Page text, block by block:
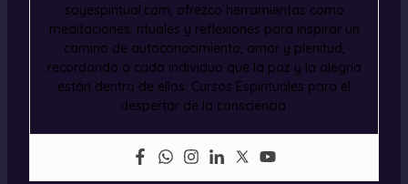
soyespiritual.com, ofrezco herramientas como
meditaciones, rituales y reflexiones para inspirar un
camino de autoconocimiento, amor y plenitud,
recordando a cada individuo que la paz y la alegría
están dentro de ellos. Cursos Espirituales para el
despertar de la consciencia.